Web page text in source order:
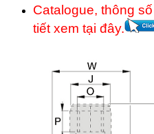
Catalogue, thông
tiết xem tại đây.